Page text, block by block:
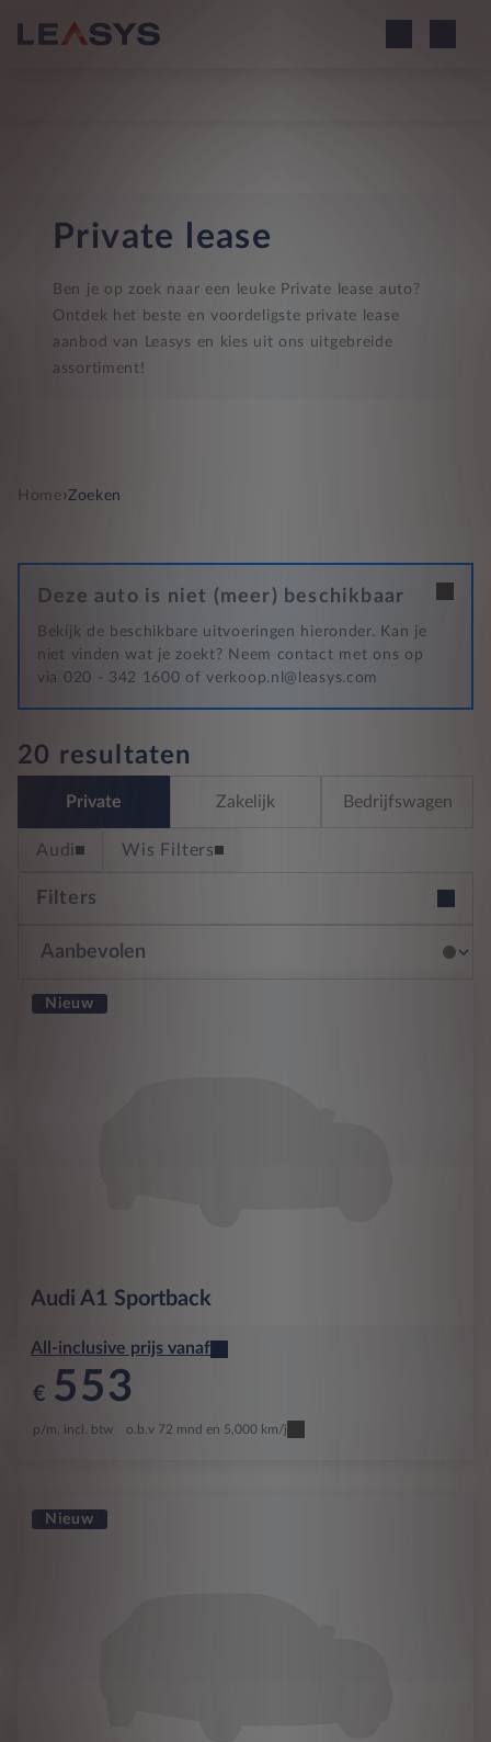
Private lease
Ben je op zoek naar een leuke Private lease auto?
Ontdek het beste en voordeligste private lease
aanbod van Leasys en kies uit ons uitgebreide
assortiment!
Home›Zoeken
Deze auto is niet (meer) beschikbaar
Bekijk de beschikbare uitvoeringen hieronder. Kan je
niet vinden wat je zoekt? Neem contact met ons op
via 020 - 342 1600 of verkoop.nl@leasys.com
20 resultaten
Private Zakelijk Bedrijfswagen
Audi Wis Filters
Filters
Nieuw
Audi A1 Sportback
All-inclusive prijs vanaf
€ 553
p/m. incl. btw o.b.v 72 mnd en 5,000 km/j
Nieuw